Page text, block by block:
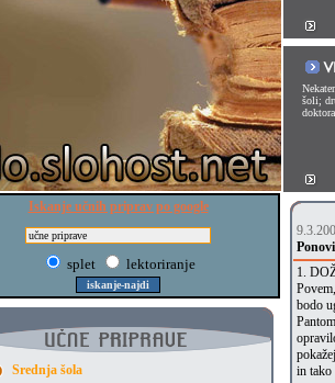
šoli;
Iskanje učnih priprav po google
splet lektoriranje
Srednja šola
1.
bodo
in tako